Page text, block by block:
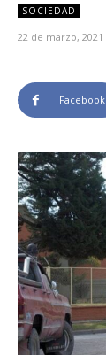
SOCIEDAD
22 de marzo, 2021
Facebook